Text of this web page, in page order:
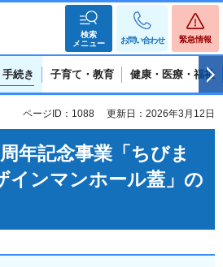
検索
メニュー
お問い合わせ 緊急情報
手続き 子育て・教育 健康・医療・福祉
ページID：1088 更新日：2026年3月12日
年記念事業「ちびま
インマンホール蓋」の